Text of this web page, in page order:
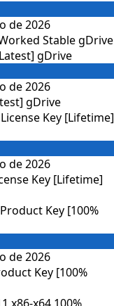
de 2026
Stable gDrive
de 2026
gDrive
de 2026
Key [Lifetime]
de 2026
Key [100%